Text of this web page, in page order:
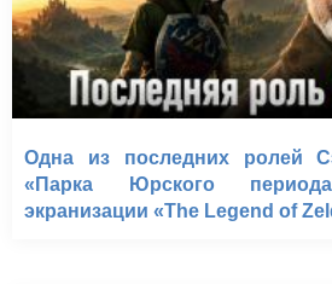
Одна из последних ролей
«Парка Юрского
экранизации «The Legend of